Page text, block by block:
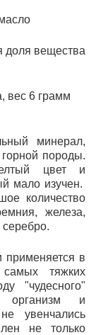
доля вещества
вес 6 грамм
минерал,
породы.
цвет и
мало изучен.
количество
железа,
серебро.
применяется в
тяжких
"чудесного"
организм и
увенчались
не только